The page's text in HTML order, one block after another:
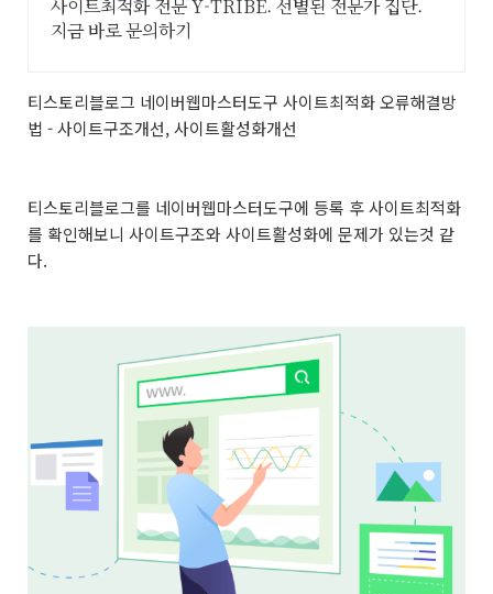
사이트최적화 전문 Y-TRIBE. 선별된 전문가 집단.
지금 바로 문의하기
티스토리블로그 네이버웹마스터도구 사이트최적화 오류해결방
법 - 사이트구조개선, 사이트활성화개선
티스토리블로그를 네이버웹마스터도구에 등록 후 사이트최적화
를 확인해보니 사이트구조와 사이트활성화에 문제가 있는것 같
다.